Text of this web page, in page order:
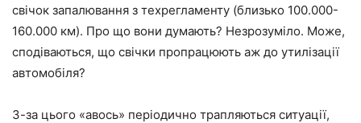
свічок запалювання з техрегламенту (близько 100.000-
160.000 км). Про що вони думають? Незрозуміло. Може,
сподіваються, що свічки пропрацюють аж до утилізації
автомобіля?
З-за цього «авось» періодично трапляються ситуації,